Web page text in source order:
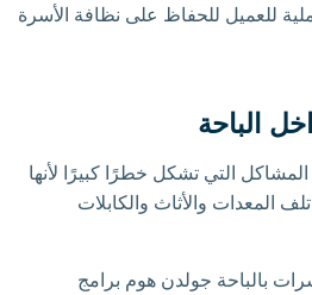
للعميل للحفاظ على نظافة الأسرة
الباحة
التي تشكل خطرًا كبيرًا لأنها
المعدات والأثاث والكابلات
بالباحة جولدن هوم برامج